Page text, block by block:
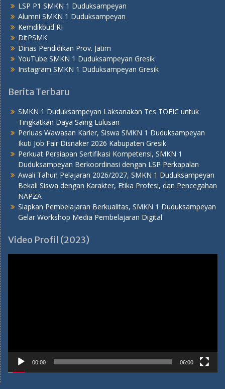
LSP P1 SMKN 1 Duduksampeyan
Alumni SMKN 1 Duduksampeyan
Kemdikbud RI
DitPSMK
Dinas Pendidikan Prov. Jatim
YouTube SMKN 1 Duduksampeyan Gresik
Instagram SMKN 1 Duduksampeyan Gresik
Berita Terbaru
SMKN 1 Duduksampeyan Laksanakan Tes TOEIC untuk
Tingkatkan Daya Saing Lulusan
Perluas Wawasan Karier, Siswa SMKN 1 Duduksampeyan
Ikuti Job Fair Disnaker 2026 Kabupaten Gresik
Perkuat Persiapan Sertifikasi Kompetensi, SMKN 1
Duduksampeyan Berkoordinasi dengan LSP Perkapalan
Awali Tahun Pelajaran 2026/2027, SMKN 1 Duduksampeyan
Bekali Siswa dengan Karakter, Etika Profesi, dan Pencegahan
NAPZA
Siapkan Pembelajaran Berkualitas, SMKN 1 Duduksampeyan
Gelar Workshop Media Pembelajaran Digital
Video Profil (2023)
00:00 06:00